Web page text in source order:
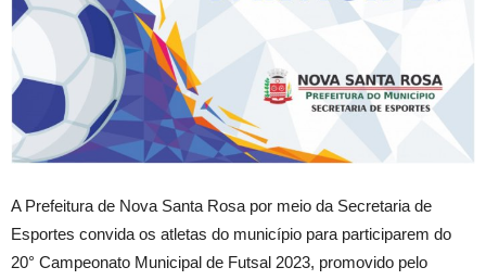
A Prefeitura de Nova Santa Rosa por meio da Secretaria de
Esportes convida os atletas do município para participarem do
20° Campeonato Municipal de Futsal 2023, promovido pelo